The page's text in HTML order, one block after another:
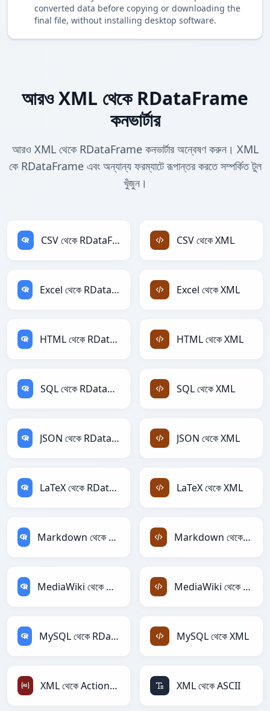
converted data before copying or downloading the
final file, without installing desktop software.
আরও XML থেকে RDataFrame
কনভার্টার
আরও XML থেকে RDataFrame কনভার্টার অন্বেষণ করুন। XML
কে RDataFrame এবং অন্যান্য ফরম্যাটে রূপান্তর করতে সম্পর্কিত টুল
খুঁজুন।
CSV থেকে RDataFrame CSV থেকে XML
Excel থেকে RDataFrame Excel থেকে XML
HTML থেকে RDataFrame HTML থেকে XML
SQL থেকে RDataFrame SQL থেকে XML
JSON থেকে RDataFrame JSON থেকে XML
LaTeX থেকে RDataFrame LaTeX থেকে XML
Markdown থেকে RDataFrame Markdown থেকে XML
MediaWiki থেকে RDataFrame MediaWiki থেকে XML
MySQL থেকে RDataFrame MySQL থেকে XML
XML থেকে ActionScript XML থেকে ASCII